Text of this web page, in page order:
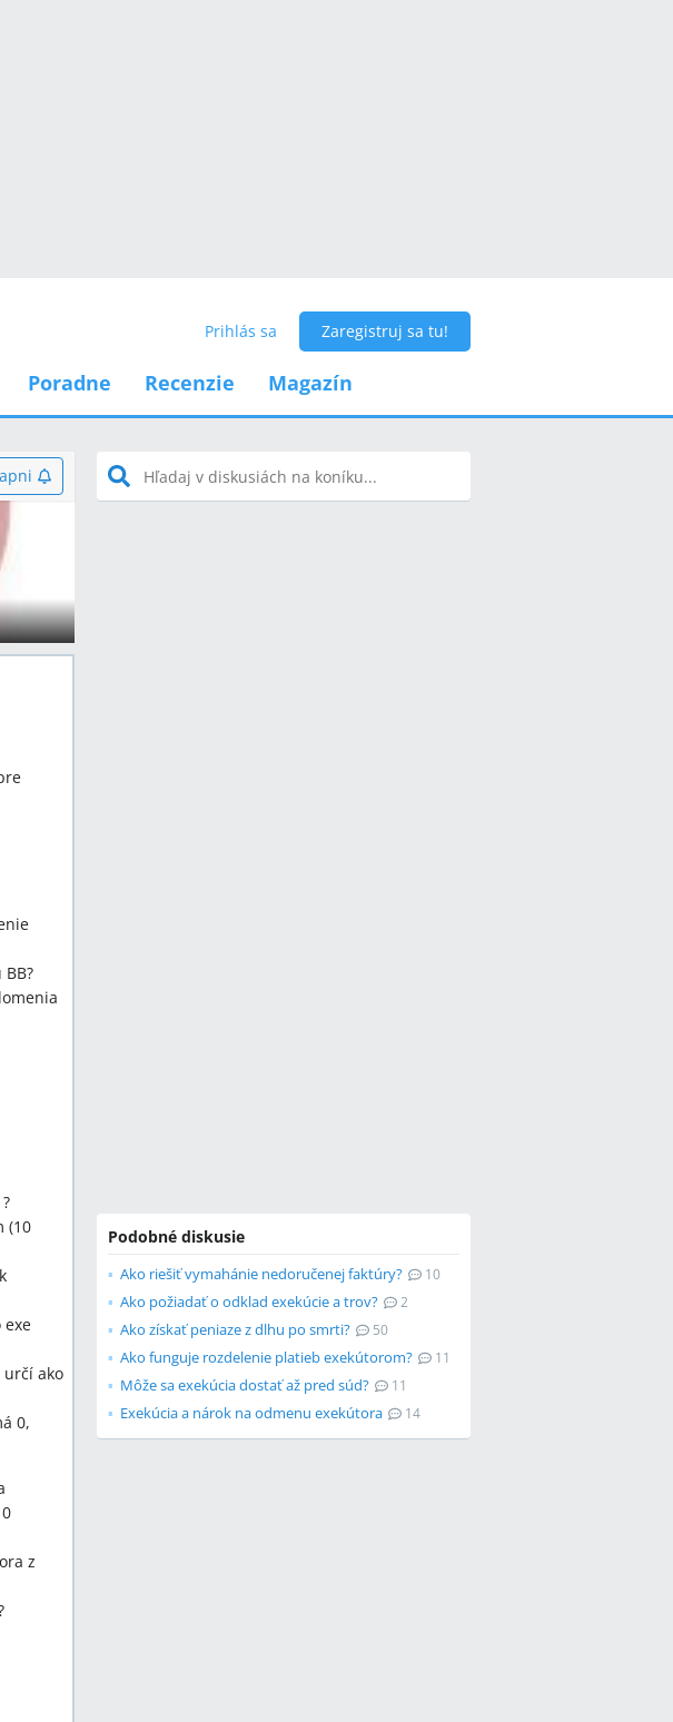
Prihlás sa Zaregistruj sa tu!
Poradne Recenzie Magazín
(10
exe
určí ako
0,
z
Podobné diskusie
Ako riešiť vymahánie nedoručenej faktúry? 10
Ako požiadať o odklad exekúcie a trov? 2
Ako získať peniaze z dlhu po smrti? 50
Ako funguje rozdelenie platieb exekútorom? 11
Môže sa exekúcia dostať až pred súd? 11
Exekúcia a nárok na odmenu exekútora 14